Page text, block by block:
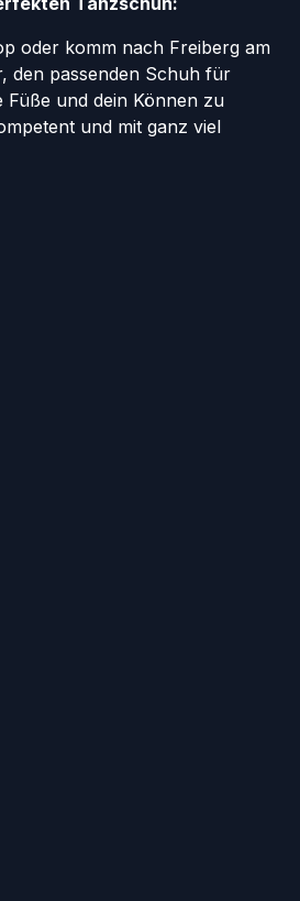
oder komm nach Freiberg am
den passenden Schuh für
Füße und dein Können zu
und mit ganz viel